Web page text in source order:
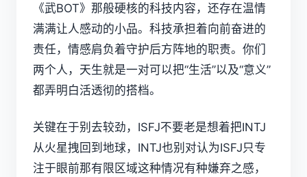
《武BOT》那般硬核的科技内容，还存在温情
满满让人感动的小品。科技承担着向前奋进的
责任，情感肩负着守护后方阵地的职责。你们
两个人，天生就是一对可以把“生活”以及“意义”
都弄明白活透彻的搭档。
关键在于别去较劲，ISFJ不要老是想着把INTJ
从火星拽回到地球，INTJ也别对认为ISFJ只专
注于眼前那有限区域这种情况有种嫌弃之感，